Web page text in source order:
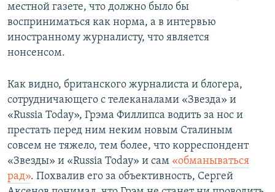
местной газете, что должно было бы
восприниматься как норма, а в интервью
иностранному журналисту, что является
нонсенсом.
Как видно, британского журналиста и блогера,
сотрудничающего с телеканалами «Звезда» и
«Russia Today», Грэма Филлипса водить за нос и
престать перед ним неким новым Сталиным
совсем не тяжело, тем более, что корреспондент
«Звезды» и «Russia Today» и сам «обманываться
рад». Похвалив его за объективность, Сергей